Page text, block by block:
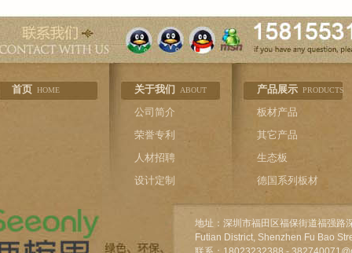
首页 HOME 关于我们 ABOUT
公司简介
荣誉专利
人材招聘
设计定制
产品展示 PRODUCTS
板材产品
其它产品
生态板
德国系列板材
地址：深圳市福田区福保街道福强路
Futian District, Shenzhen Fu Bao